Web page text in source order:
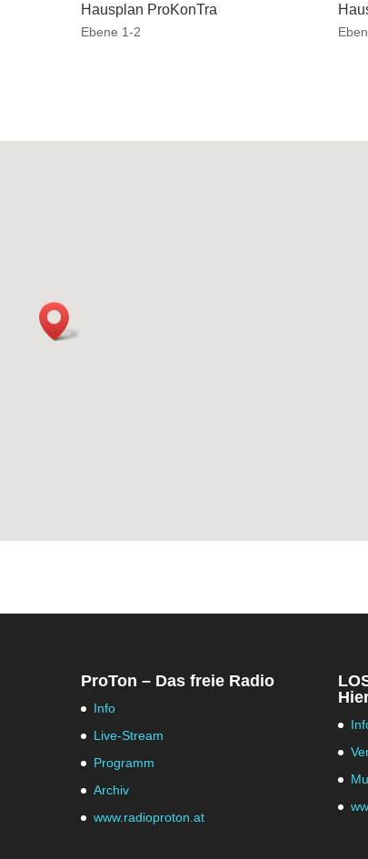
Hausplan ProKonTra
Ebene 1-2
ProTon – Das freie Radio
Info
Live-Stream
Programm
Archiv
www.radioproton.at